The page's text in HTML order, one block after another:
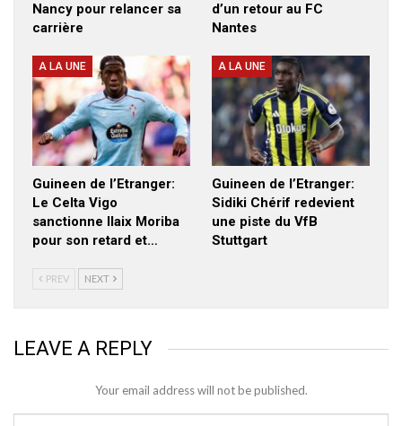
Nancy pour relancer sa
carrière
d’un retour au FC
Nantes
A LA UNE
Guineen de l’Etranger:
Le Celta Vigo
sanctionne Ilaix Moriba
pour son retard et…
A LA UNE
Guineen de l’Etranger:
Sidiki Chérif redevient
une piste du VfB
Stuttgart
PREV NEXT
LEAVE A REPLY
Your email address will not be published.